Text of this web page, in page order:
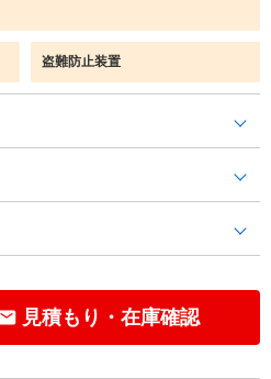
盗難防止装置
見積もり・在庫確認